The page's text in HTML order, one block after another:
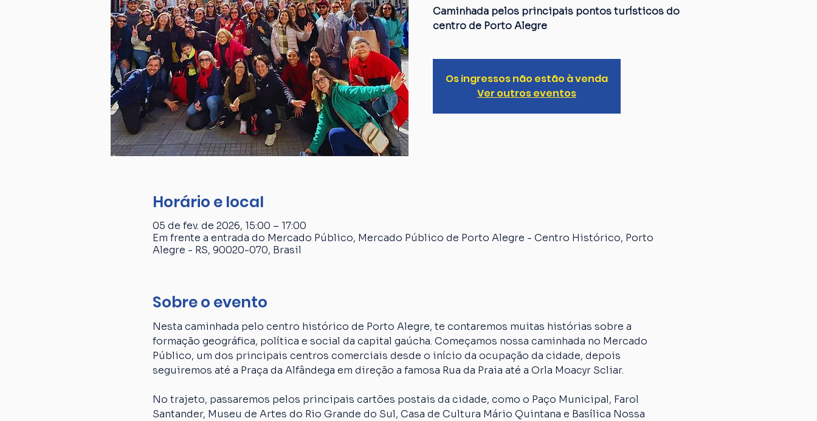
Caminhada pelos principais pontos turísticos do
centro de Porto Alegre
Os ingressos não estão à venda
Ver outros eventos
Horário e local
05 de fev. de 2026, 15:00 – 17:00
Em frente a entrada do Mercado Público, Mercado Público de Porto Alegre - Centro Histórico, Porto
Alegre - RS, 90020-070, Brasil
Sobre o evento
Nesta caminhada pelo centro histórico de Porto Alegre, te contaremos muitas histórias sobre a
formação geográfica, política e social da capital gaúcha. Começamos nossa caminhada no Mercado
Público, um dos principais centros comerciais desde o início da ocupação da cidade, depois
seguiremos até a Praça da Alfândega em direção a famosa Rua da Praia até a Orla Moacyr Scliar.
No trajeto, passaremos pelos principais cartões postais da cidade, como o Paço Municipal, Farol
Santander, Museu de Artes do Rio Grande do Sul, Casa de Cultura Mário Quintana e Basílica Nossa